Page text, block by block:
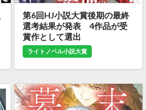
第6回HJ小説大賞後期の最終
選考結果が発表 4作品が受
賞作として選出
ライトノベル小説大賞